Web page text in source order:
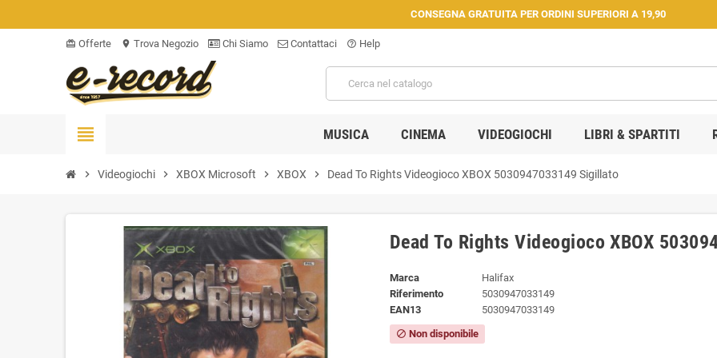
CONSEGNA GRATUITA PER ORDINI SUPERIORI A 19,90
card_giftcard Offerte location_on Trova Negozio Chi Siamo Contattaci help_outline Help
view_headline MUSICA CINEMA VIDEOGIOCHI LIBRI & SPARTITI
chevron_right Videogiochi chevron_right XBOX Microsoft chevron_right XBOX chevron_right Dead To Rights Videogioco XBOX 5030947033149 Sigillato
Dead To Rights Videogioco XBOX
Marca
Halifax
Riferimento
5030947033149
EAN13
5030947033149
block Non disponibile